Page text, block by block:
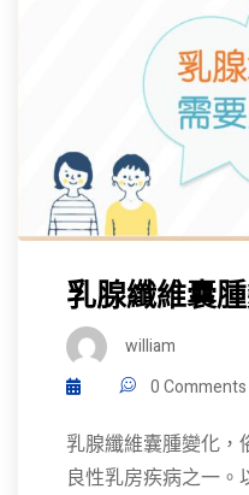
乳腺纖維囊
william
0 Comments
乳腺纖維囊腫變化，
良性乳房疾病之一。